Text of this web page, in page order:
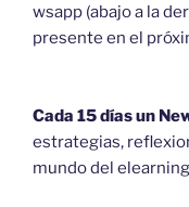
wsapp (abajo a la
presente en el
Cada 15 días un
estrategias,
mundo del